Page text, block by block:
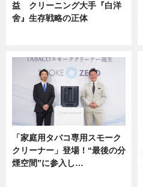
益 クリーニング大手『白洋
舍』生存戦略の正体
「家庭用タバコ専用スモーク
クリーナー」登場！“最後の分
煙空間”に参入し…